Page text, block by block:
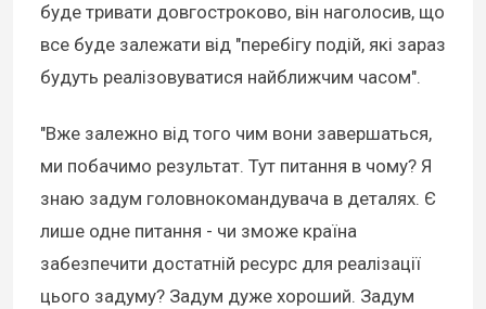
буде тривати довгостроково, він наголосив, що
все буде залежати від "перебігу подій, які зараз
будуть реалізовуватися найближчим часом".
"Вже залежно від того чим вони завершаться,
ми побачимо результат. Тут питання в чому? Я
знаю задум головнокомандувача в деталях. Є
лише одне питання - чи зможе країна
забезпечити достатній ресурс для реалізації
цього задуму? Задум дуже хороший. Задум